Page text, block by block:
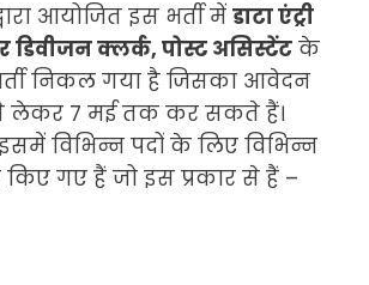
आयोजित इस भर्ती में डाटा एंट्री
क्लर्क, पोस्ट असिस्टेंट के
निकल गया है जिसका आवेदन
लेकर 7 मई तक कर सकते हैं।
विभिन्न पदों के लिए विभिन्न
किए गए हैं जो इस प्रकार से हैं –